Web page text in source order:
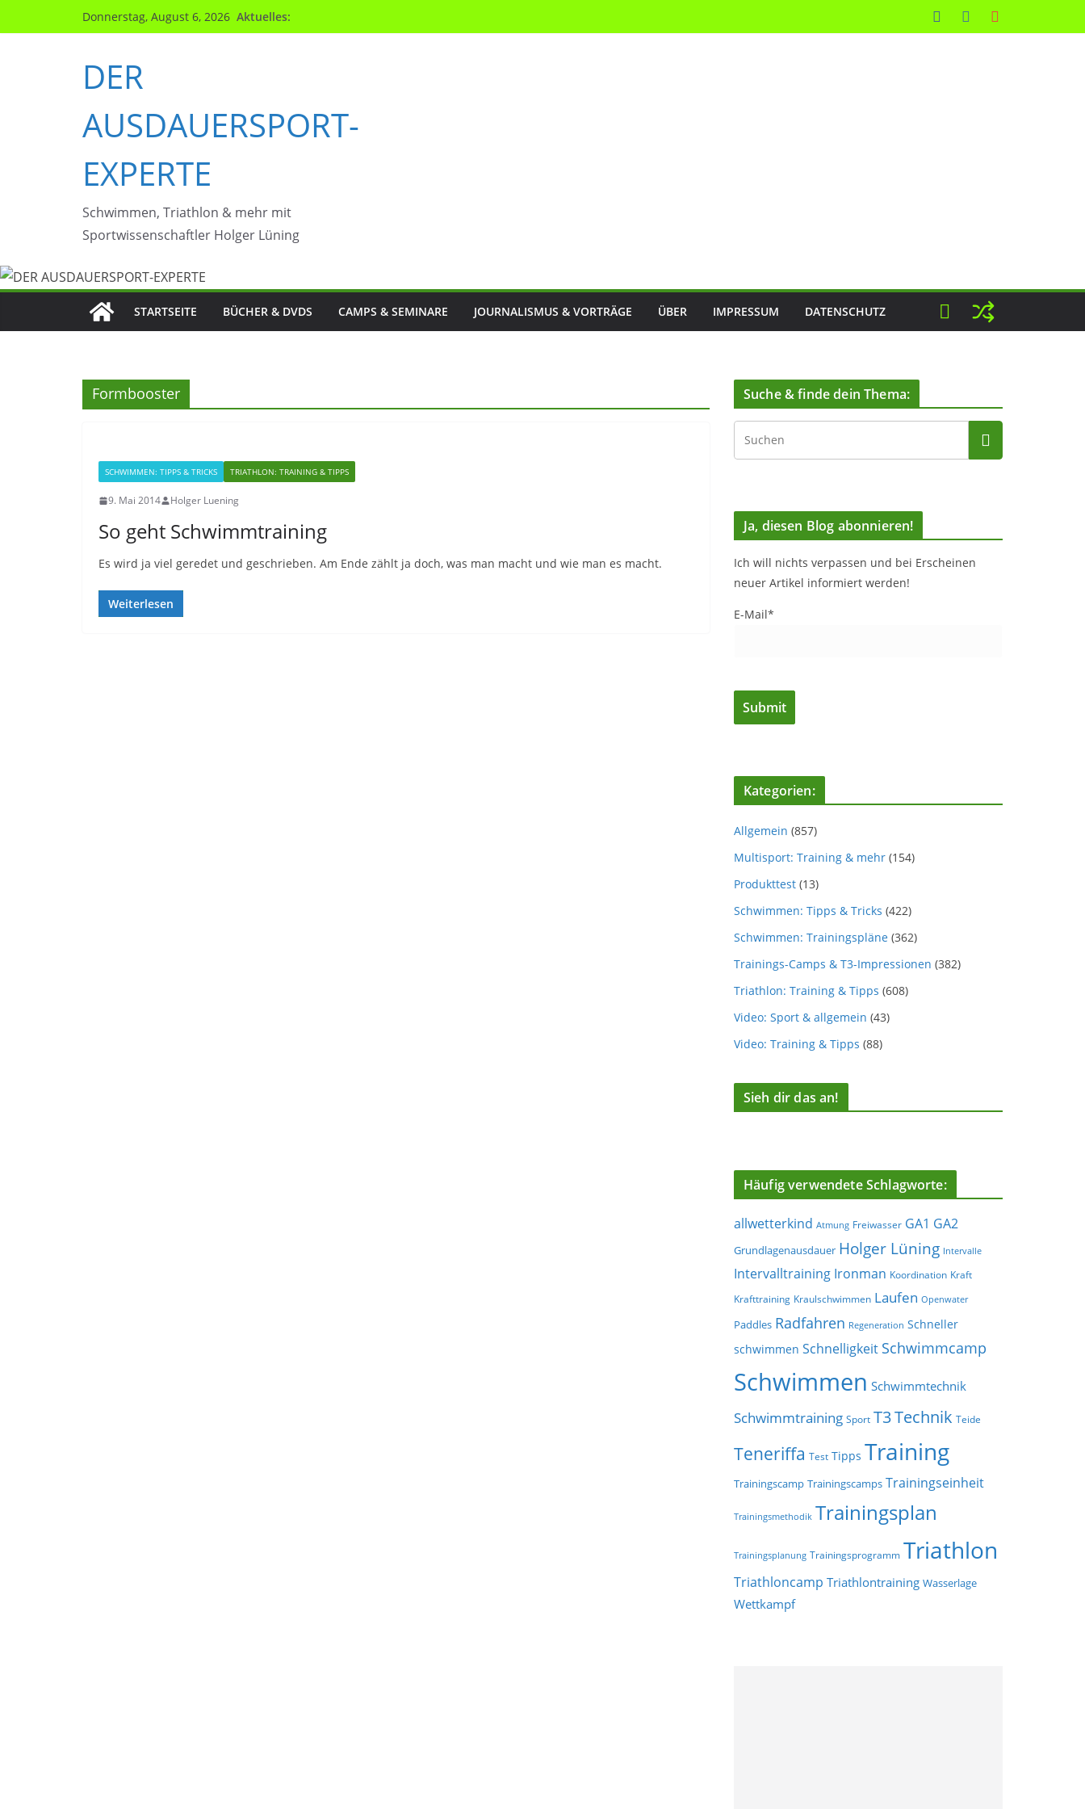
Inhalt
Donnerstag, August 6, 2026 Aktuelles:
DER
AUSDAUERSPORT-
EXPERTE
Schwimmen, Triathlon & mehr mit
Sportwissenschaftler Holger Lüning
STARTSEITE BÜCHER & DVDS CAMPS & SEMINARE JOURNALISMUS & VORTRÄGE ÜBER IMPRESSUM DATENSCHUTZ
Formbooster
SCHWIMMEN: TIPPS & TRICKS TRIATHLON: TRAINING & TIPPS
9. Mai 2014 Holger Luening
So geht Schwimmtraining
Es wird ja viel geredet und geschrieben. Am Ende zählt ja doch, was man macht und wie man es macht.
Weiterlesen
Suche & finde dein Thema:
Ja, diesen Blog abonnieren!
Ich will nichts verpassen und bei Erscheinen
neuer Artikel informiert werden!
E-Mail*
Kategorien:
Allgemein (857)
Multisport: Training & mehr (154)
Produkttest (13)
Schwimmen: Tipps & Tricks (422)
Schwimmen: Trainingspläne (362)
Trainings-Camps & T3-Impressionen (382)
Triathlon: Training & Tipps (608)
Video: Sport & allgemein (43)
Video: Training & Tipps (88)
Sieh dir das an!
Häufig verwendete Schlagworte:
allwetterkind Atmung Freiwasser GA1 GA2
Grundlagenausdauer Holger Lüning Intervalle
Intervalltraining Ironman Koordination Kraft
Krafttraining Kraulschwimmen Laufen Openwater
Paddles Radfahren Regeneration Schneller
schwimmen Schnelligkeit Schwimmcamp
Schwimmen Schwimmtechnik
Schwimmtraining Sport T3Technik Teide
Teneriffa Test Tipps Training
Trainingscamp Trainingscamps Trainingseinheit
Trainingsmethodik Trainingsplan
Trainingsplanung Trainingsprogramm Triathlon
Triathloncamp Triathlontraining Wasserlage
Wettkampf